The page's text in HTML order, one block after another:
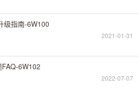
级指南-6W100
2021-01-31
6W102
2022-07-07